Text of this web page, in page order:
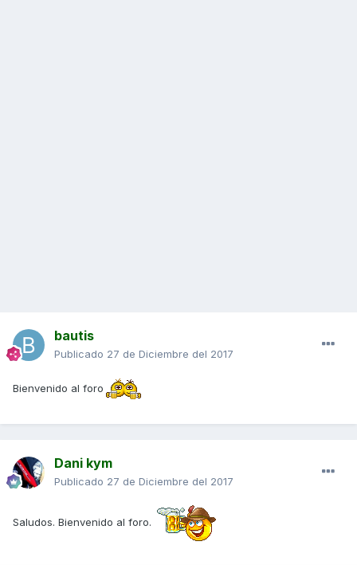
bautis
Publicado 27 de Diciembre del 2017
Bienvenido al foro
Dani kym
Publicado 27 de Diciembre del 2017
Saludos. Bienvenido al foro.